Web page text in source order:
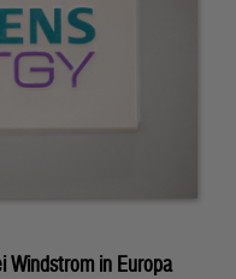
Windstrom in Europa